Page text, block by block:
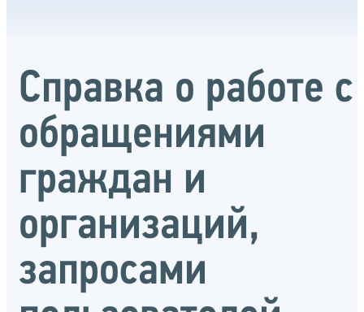
Справка о работе с
обращениями
граждан и
организаций,
запросами